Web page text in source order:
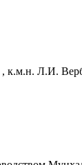
Л.И.